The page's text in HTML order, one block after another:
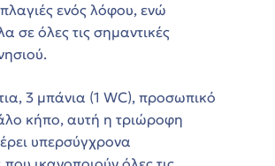
ενός λόφου, ενώ
σε όλες τις σημαντικές
3 μπάνια (1 WC), προσωπικό
κήπο, αυτή η τριώροφη
υπερσύγχρονα